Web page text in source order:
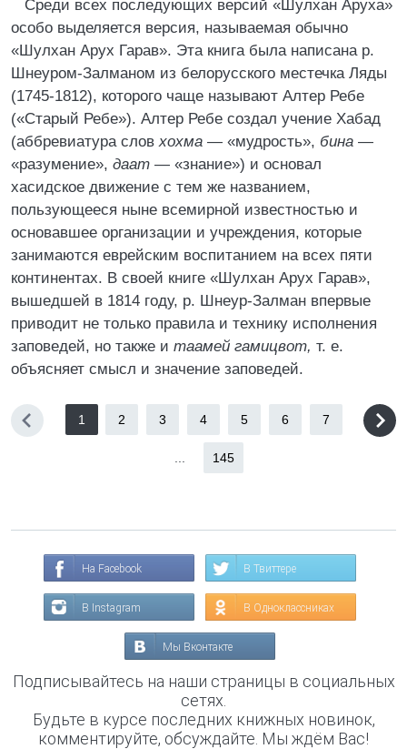
Среди всех последующих версий «Шулхан Аруха»
особо выделяется версия, называемая обычно
«Шулхан Арух Гарав». Эта книга была написана р.
Шнеуром-Залманом из белорусского местечка Ляды
(1745-1812), которого чаще называют Алтер Ребе
(«Старый Ребе»). Алтер Ребе создал учение Хабад
(аббревиатура словхохма — «мудрость», бина —
«разумение», даат — «знание») и основал
хасидское движение с тем же названием,
пользующееся ныне всемирной известностью и
основавшее организации и учреждения, которые
занимаются еврейским воспитанием на всех пяти
континентах. В своей книге «Шулхан Арух Гарав»,
вышедшей в 1814 году, р. Шнеур-Залман впервые
приводит не только правила и технику исполнения
заповедей, но также и таамей гамицвот, т. е.
объясняет смысл и значение заповедей.
1 2 3 4 5 6 7
145
На Facebook В Твиттере
В Instagram В Одноклассниках
Мы Вконтакте
Подписывайтесь на наши страницы в социальных
сетях.
Будьте в курсе последних книжных новинок,
комментируйте, обсуждайте. Мы ждём Вас!